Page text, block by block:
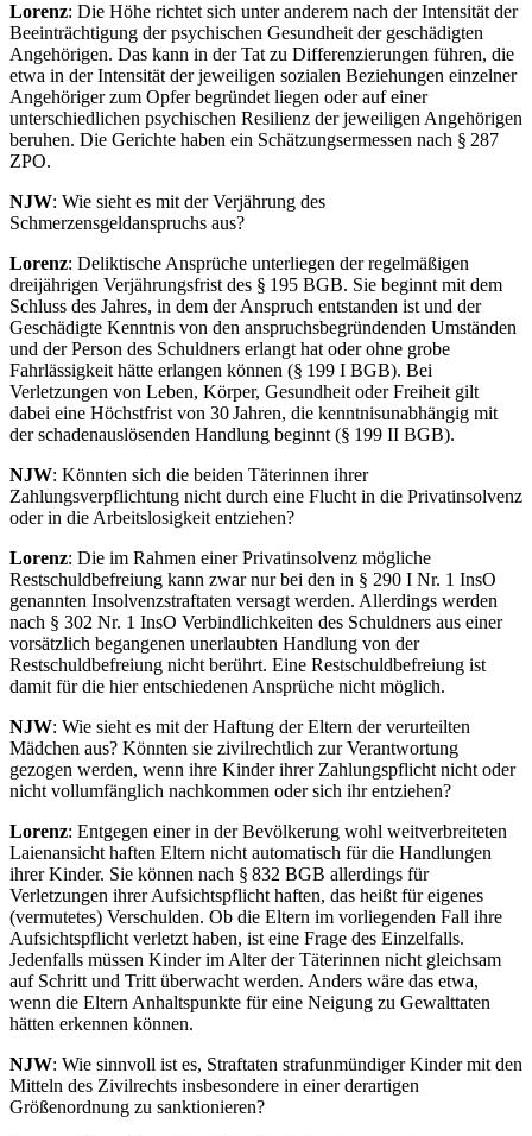
Lorenz: Die Höhe richtet sich unter anderem nach der Intensität der
Beeinträchtigung der psychischen Gesundheit der geschädigten
Angehörigen. Das kann in der Tat zu Differenzierungen führen, die
etwa in der Intensität der jeweiligen sozialen Beziehungen einzelner
Angehöriger zum Opfer begründet liegen oder auf einer
unterschiedlichen psychischen Resilienz der jeweiligen Angehörigen
beruhen. Die Gerichte haben ein Schätzungsermessen nach § 287
ZPO.
NJW: Wie sieht es mit der Verjährung des
Schmerzensgeldanspruchs aus?
Lorenz: Deliktische Ansprüche unterliegen der regelmäßigen
dreijährigen Verjährungsfrist des § 195 BGB. Sie beginnt mit dem
Schluss des Jahres, in dem der Anspruch entstanden ist und der
Geschädigte Kenntnis von den anspruchsbegründenden Umständen
und der Person des Schuldners erlangt hat oder ohne grobe
Fahrlässigkeit hätte erlangen können (§ 199 I BGB). Bei
Verletzungen von Leben, Körper, Gesundheit oder Freiheit gilt
dabei eine Höchstfrist von 30 Jahren, die kenntnisunabhängig mit
der schadenauslösenden Handlung beginnt (§ 199 II BGB).
NJW: Könnten sich die beiden Täterinnen ihrer
Zahlungsverpflichtung nicht durch eine Flucht in die Privatinsolvenz
oder in die Arbeitslosigkeit entziehen?
Lorenz: Die im Rahmen einer Privatinsolvenz mögliche
Restschuldbefreiung kann zwar nur bei den in § 290 I Nr. 1 InsO
genannten Insolvenzstraftaten versagt werden. Allerdings werden
nach § 302 Nr. 1 InsO Verbindlichkeiten des Schuldners aus einer
vorsätzlich begangenen unerlaubten Handlung von der
Restschuldbefreiung nicht berührt. Eine Restschuldbefreiung ist
damit für die hier entschiedenen Ansprüche nicht möglich.
NJW: Wie sieht es mit der Haftung der Eltern der verurteilten
Mädchen aus? Könnten sie zivilrechtlich zur Verantwortung
gezogen werden, wenn ihre Kinder ihrer Zahlungspflicht nicht oder
nicht vollumfänglich nachkommen oder sich ihr entziehen?
Lorenz: Entgegen einer in der Bevölkerung wohl weitverbreiteten
Laienansicht haften Eltern nicht automatisch für die Handlungen
ihrer Kinder. Sie können nach § 832 BGB allerdings für
Verletzungen ihrer Aufsichtspflicht haften, das heißt für eigenes
(vermutetes) Verschulden. Ob die Eltern im vorliegenden Fall ihre
Aufsichtspflicht verletzt haben, ist eine Frage des Einzelfalls.
Jedenfalls müssen Kinder im Alter der Täterinnen nicht gleichsam
auf Schritt und Tritt überwacht werden. Anders wäre das etwa,
wenn die Eltern Anhaltspunkte für eine Neigung zu Gewalttaten
hätten erkennen können.
NJW: Wie sinnvoll ist es, Straftaten strafunmündiger Kinder mit den
Mitteln des Zivilrechts insbesondere in einer derartigen
Größenordnung zu sanktionieren?